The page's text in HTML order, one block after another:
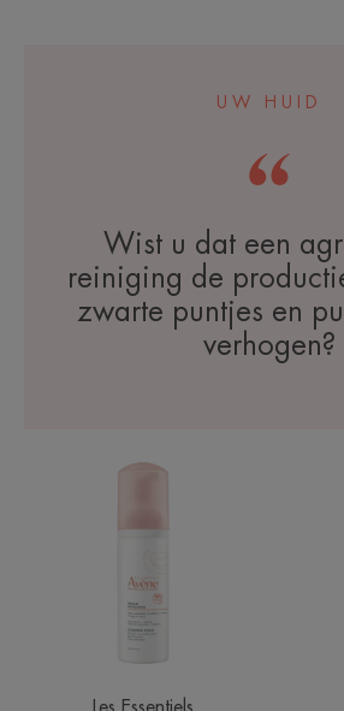
UW HUID
Wist u dat een
reiniging de
zwarte puntjes en
verhogen?
Reinigingsschuim